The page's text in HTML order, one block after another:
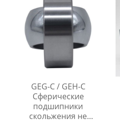
GEG-C / GEH-C
Сферические
подшипники
скольжения не